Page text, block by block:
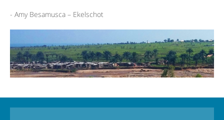
- Amy Besamusca – Ekelschot